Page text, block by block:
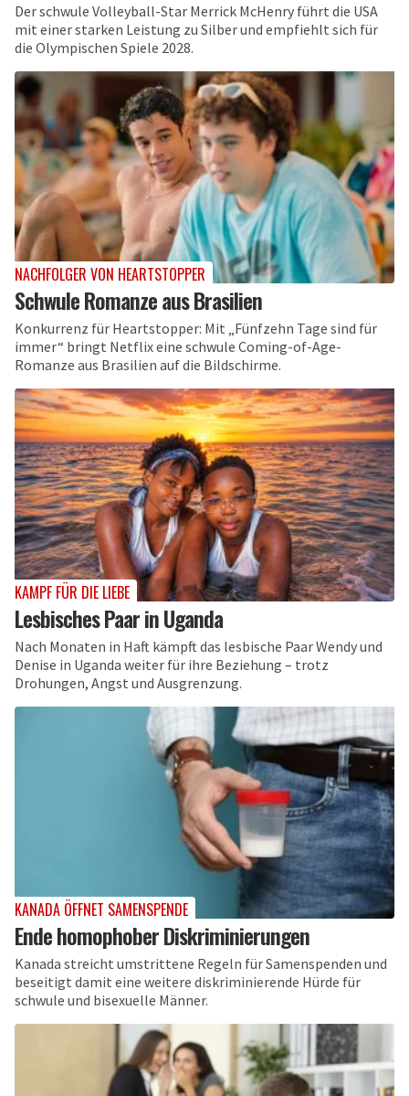
Der schwule Volleyball-Star Merrick McHenry führt die USA
mit einer starken Leistung zu Silber und empfiehlt sich für
die Olympischen Spiele 2028.
NACHFOLGER VON HEARTSTOPPER
Schwule Romanze aus Brasilien
Konkurrenz für Heartstopper: Mit „Fünfzehn Tage sind für
immer“ bringt Netflix eine schwule Coming-of-Age-
Romanze aus Brasilien auf die Bildschirme.
KAMPF FÜR DIE LIEBE
Lesbisches Paar in Uganda
Nach Monaten in Haft kämpft das lesbische Paar Wendy und
Denise in Uganda weiter für ihre Beziehung – trotz
Drohungen, Angst und Ausgrenzung.
KANADA ÖFFNET SAMENSPENDE
Ende homophober Diskriminierungen
Kanada streicht umstrittene Regeln für Samenspenden und
beseitigt damit eine weitere diskriminierende Hürde für
schwule und bisexuelle Männer.